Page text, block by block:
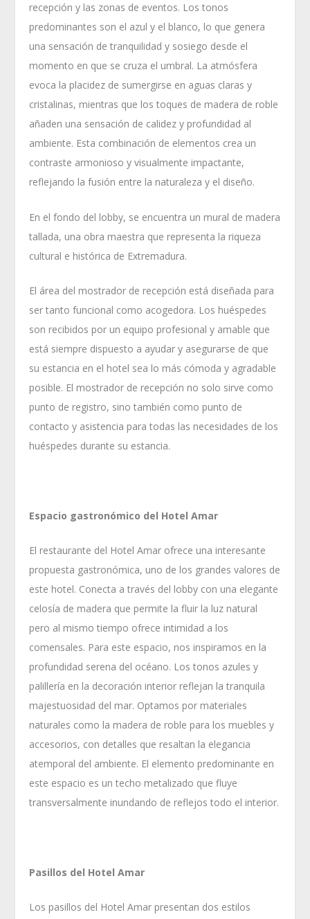
recepción y las zonas de eventos. Los tonos
predominantes son el azul y el blanco, lo que genera
una sensación de tranquilidad y sosiego desde el
momento en que se cruza el umbral. La atmósfera
evoca la placidez de sumergirse en aguas claras y
cristalinas, mientras que los toques de madera de roble
añaden una sensación de calidez y profundidad al
ambiente. Esta combinación de elementos crea un
contraste armonioso y visualmente impactante,
reflejando la fusión entre la naturaleza y el diseño.
En el fondo del lobby, se encuentra un mural de madera
tallada, una obra maestra que representa la riqueza
cultural e histórica de Extremadura.
El área del mostrador de recepción está diseñada para
ser tanto funcional como acogedora. Los huéspedes
son recibidos por un equipo profesional y amable que
está siempre dispuesto a ayudar y asegurarse de que
su estancia en el hotel sea lo más cómoda y agradable
posible. El mostrador de recepción no solo sirve como
punto de registro, sino también como punto de
contacto y asistencia para todas las necesidades de los
huéspedes durante su estancia.
Espacio gastronómico del Hotel Amar
El restaurante del Hotel Amar ofrece una interesante
propuesta gastronómica, uno de los grandes valores de
este hotel. Conecta a través del lobby con una elegante
celosía de madera que permite la fluir la luz natural
pero al mismo tiempo ofrece intimidad a los
comensales. Para este espacio, nos inspiramos en la
profundidad serena del océano. Los tonos azules y
palillería en la decoración interior reflejan la tranquila
majestuosidad del mar. Optamos por materiales
naturales como la madera de roble para los muebles y
accesorios, con detalles que resaltan la elegancia
atemporal del ambiente. El elemento predominante en
este espacio es un techo metalizado que fluye
transversalmente inundando de reflejos todo el interior.
Pasillos del Hotel Amar
Los pasillos del Hotel Amar presentan dos estilos